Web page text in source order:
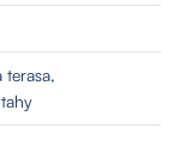
terasa,